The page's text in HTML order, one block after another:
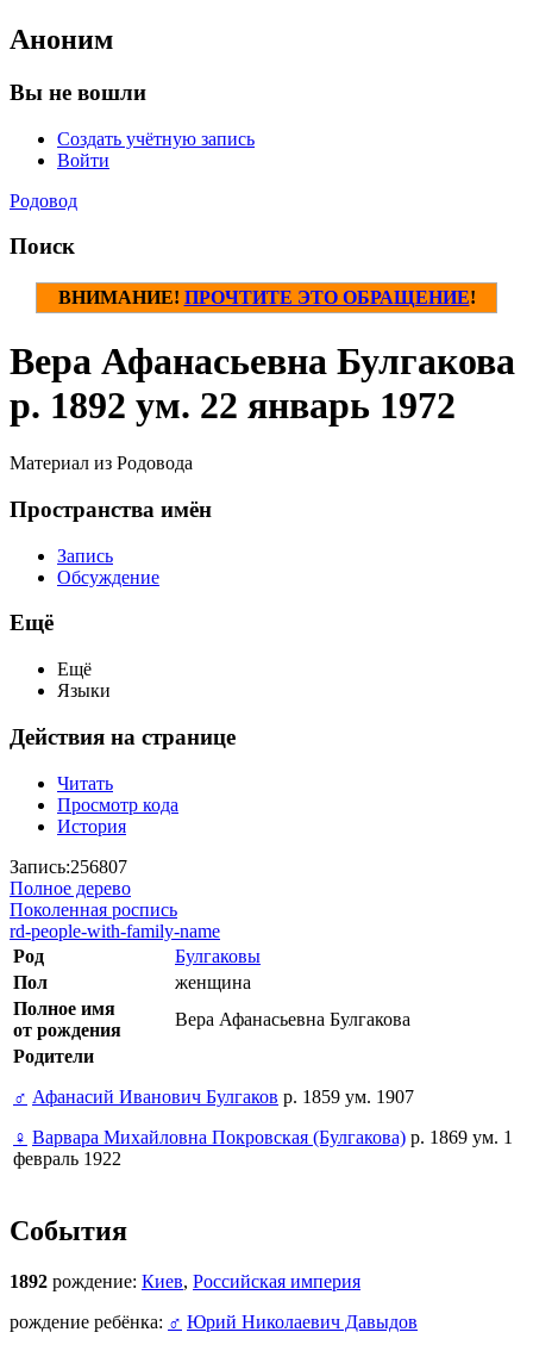
Аноним
Вы не вошли
Создать учётную запись
Войти
Родовод
Поиск
ВНИМАНИЕ! ПРОЧТИТЕ ЭТО ОБРАЩЕНИЕ!
Вера Афанасьевна Булгакова
р. 1892 ум. 22 январь 1972
Материал из Родовода
Пространства имён
Запись
Обсуждение
Ещё
Ещё
Языки
Действия на странице
Читать
Просмотр кода
История
Запись:256807
Полное дерево
Поколенная роспись
rd-people-with-family-name
Род
Булгаковы
Пол
женщина
Полное имя
от рождения
Вера Афанасьевна Булгакова
Родители
♂ Афанасий Иванович Булгаков р. 1859 ум. 1907
♀ Варвара Михайловна Покровская (Булгакова) р. 1869 ум. 1
февраль 1922
События
1892 рождение: Киев, Российская империя
рождение ребёнка: ♂ Юрий Николаевич Давыдов